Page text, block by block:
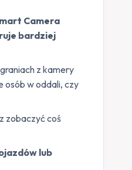
Camera
bardziej
z kamery
osób w oddali, czy
zobaczyć coś
lub